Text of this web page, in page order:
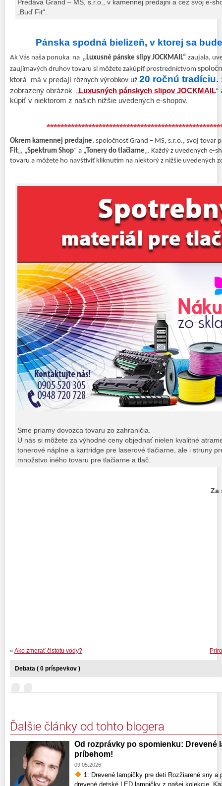
Predáva Grand – MS, s.r.o., v kamennej predajni a cez svoj e-
„Buď Fit“.
Pánska spodná bielizeň, v ktorej sa
Ak Vás naša ponuka na „Luxusné pánske slipy JOCKMAIL“ zaujala,
zaujímavých druhov tovaru si môžete zakúpiť prostredníctvom
ktorá má v predaji rôznych výrobkov už 20 ročnú tradíciu.
zobrazený obrázok „Luxusných pánskych slipov JOCKMAIL“
kúpiť v niektorom z našich nižšie uvedených e-shopov.
Okrem kamennej predajne, spoločnosť Grand – MS, s.r.o., svoj tovar
Fit„, „Spektrum Shop“ a „Tonery do tlačiarne„. Každý z uvedených e-
tovaru a môžete ho navštíviť kliknutím na niektorý z nižšie uvedených
Sme priamy dovozca tovaru zo zahraničia.
U nás si môžete za výhodné ceny objednať nielen kvalitné
tonerové náplne a kartridge pre laserové tlačiarne, ale i struny
množstvo iného tovaru pre tlačiarne a tlač.
Za
« Ako zmerať čistotu vody?
Debata ( 0 príspevkov )
Ďalšie články od tohto blogera
Od rozprávky po spomienku: Drevené
príbehom!
09.05.2026
1. Drevené lampičky pre deti Rozžiarené sny a
drevené detské LED lampičky z našej kolekcie.